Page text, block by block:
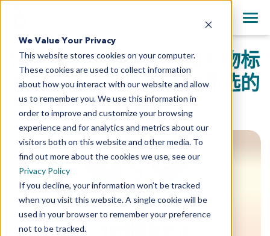
We Value Your Privacy
This website stores cookies on your computer.
These cookies are used to collect information
about how you interact with our website and allow
us to remember you. We use this information in
order to improve and customize your browsing
experience and for analytics and metrics about our
visitors both on this website and other media. To
find out more about the cookies we use, see our
Privacy Policy
If you decline, your information won’t be tracked
when you visit this website. A single cookie will be
used in your browser to remember your preference
not to be tracked.
English
日本語
简体中文
All Contact Information
使用创新类器官技术和生物标
志物分析进行肿瘤药物筛选的
常见技术问题指南